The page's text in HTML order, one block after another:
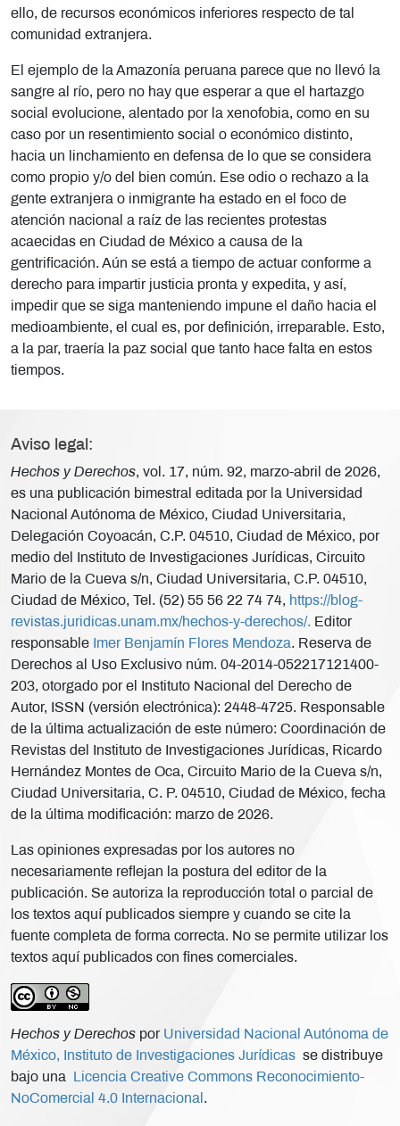
ello, de recursos económicos inferiores respecto de tal
comunidad extranjera.
El ejemplo de la Amazonía peruana parece que no llevó la
sangre al río, pero no hay que esperar a que el hartazgo
social evolucione, alentado por la xenofobia, como en su
caso por un resentimiento social o económico distinto,
hacia un linchamiento en defensa de lo que se considera
como propio y/o del bien común. Ese odio o rechazo a la
gente extranjera o inmigrante ha estado en el foco de
atención nacional a raíz de las recientes protestas
acaecidas en Ciudad de México a causa de la
gentrificación. Aún se está a tiempo de actuar conforme a
derecho para impartir justicia pronta y expedita, y así,
impedir que se siga manteniendo impune el daño hacia el
medioambiente, el cual es, por definición, irreparable. Esto,
a la par, traería la paz social que tanto hace falta en estos
tiempos.
Aviso legal:
Hechos y Derechos, vol. 17, núm. 92, marzo-abril de 2026,
es una publicación bimestral editada por la Universidad
Nacional Autónoma de México, Ciudad Universitaria,
Delegación Coyoacán, C.P. 04510, Ciudad de México, por
medio del Instituto de Investigaciones Jurídicas, Circuito
Mario de la Cueva s/n, Ciudad Universitaria, C.P. 04510,
Ciudad de México, Tel. (52) 55 56 22 74 74, https://blog-
revistas.juridicas.unam.mx/hechos-y-derechos/. Editor
responsable Imer Benjamín Flores Mendoza. Reserva de
Derechos al Uso Exclusivo núm. 04-2014-052217121400-
203, otorgado por el Instituto Nacional del Derecho de
Autor, ISSN (versión electrónica): 2448-4725. Responsable
de la última actualización de este número: Coordinación de
Revistas del Instituto de Investigaciones Jurídicas, Ricardo
Hernández Montes de Oca, Circuito Mario de la Cueva s/n,
Ciudad Universitaria, C. P. 04510, Ciudad de México, fecha
de la última modificación: marzo de 2026.
Las opiniones expresadas por los autores no
necesariamente reflejan la postura del editor de la
publicación. Se autoriza la reproducción total o parcial de
los textos aquí publicados siempre y cuando se cite la
fuente completa de forma correcta. No se permite utilizar los
textos aquí publicados con fines comerciales.
Hechos y Derechos por Universidad Nacional Autónoma de
México, Instituto de Investigaciones Jurídicas se distribuye
bajo una
Licencia Creative Commons Reconocimiento-
NoComercial 4.0 Internacional .